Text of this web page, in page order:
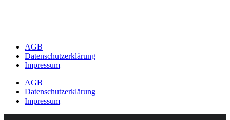
AGB
Datenschutzerklärung
Impressum
AGB
Datenschutzerklärung
Impressum